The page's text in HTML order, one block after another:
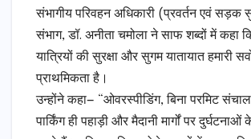
​संभागीय परिवहन अधिकारी (प्रवर्तन एवं सड़क
संभाग, डॉ. अनीता चमोला ने साफ शब्दों में कहा
यात्रियों की सुरक्षा और सुगम यातायात हमारी
प्राथमिकता है।
​उन्होंने कहा— “ओवरस्पीडिंग, बिना परमिट
पार्किंग ही पहाड़ी और मैदानी मार्गों पर